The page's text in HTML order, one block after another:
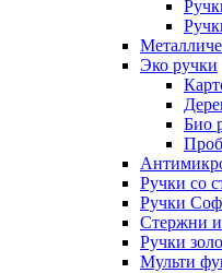
Эко ручки
Био
Ручки со
Ручки
Стержни
Ручки
Мульти